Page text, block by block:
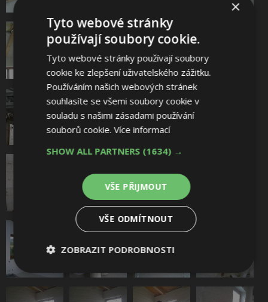
×
Tyto webové stránky
používají soubory cookie.
Tyto webové stránky používají soubory
cookie ke zlepšení uživatelského zážitku.
Používáním našich webových stránek
souhlasíte se všemi soubory cookie v
souladu s našimi zásadami používání
souborů cookie.Více informací
SHOW ALL PARTNERS (1634) →
VŠE PŘIJMOUT
VŠE ODMÍTNOUT
ZOBRAZIT PODROBNOSTI
Nezbytně
Výkonové
soubory
Soubory
cílení